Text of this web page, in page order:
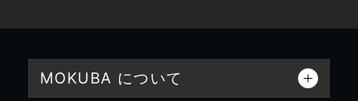
MOKUBA について